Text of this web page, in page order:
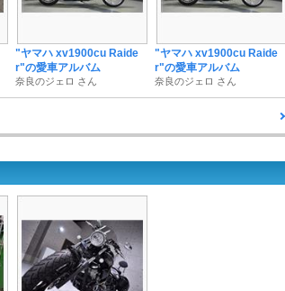
"ヤマハ xv1900cu Raide
r"の愛車アルバム
奈良のジェロ さん
"ヤマハ xv1900cu Raide
r"の愛車アルバム
奈良のジェロ さん